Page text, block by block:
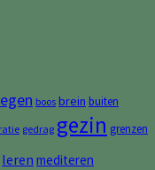
boos brein buiten
gedrag gezin grenzen
leren mediteren